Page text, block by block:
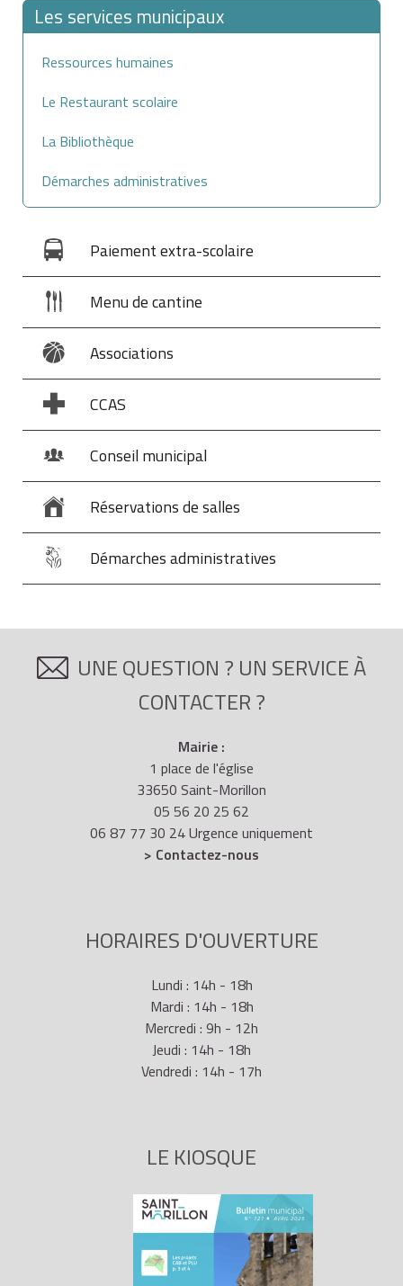
Les services municipaux
Ressources humaines
Le Restaurant scolaire
La Bibliothèque
Démarches administratives
Paiement extra-scolaire
Menu de cantine
Associations
CCAS
Conseil municipal
Réservations de salles
Démarches administratives
UNE QUESTION ? UN SERVICE À
CONTACTER ?
Mairie :
1 place de l'église
33650 Saint-Morillon
05 56 20 25 62
06 87 77 30 24 Urgence uniquement
> Contactez-nous
HORAIRES D'OUVERTURE
Lundi : 14h - 18h
Mardi : 14h - 18h
Mercredi : 9h - 12h
Jeudi : 14h - 18h
Vendredi : 14h - 17h
LE KIOSQUE